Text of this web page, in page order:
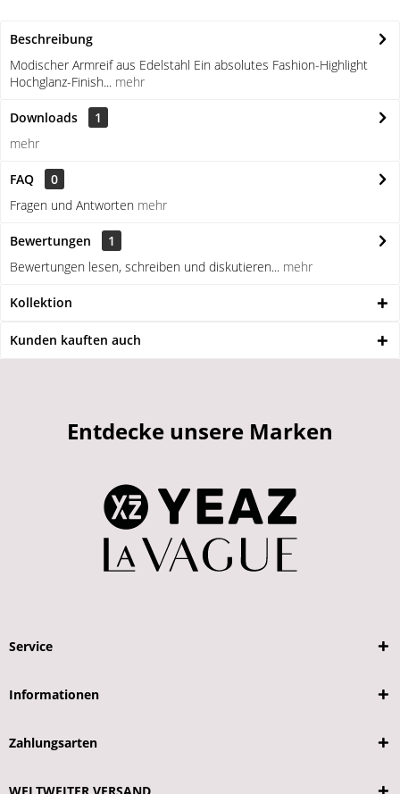
Beschreibung
Modischer Armreif aus Edelstahl Ein absolutes Fashion-Highlight
Hochglanz-Finish... mehr
Downloads
1
mehr
FAQ
0
Fragen und Antworten mehr
Bewertungen
1
Bewertungen lesen, schreiben und diskutieren... mehr
Kollektion
Kunden kauften auch
Entdecke unsere Marken
Service
Informationen
Zahlungsarten